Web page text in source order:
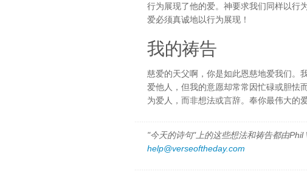
行为展现了他的爱。神要求我们同样以行
爱必须真诚地以行为展现！
我的祷告
慈爱的天父啊，你是如此恩慈地爱我们。
爱他人，但我的意愿却常常因忙碌或胆怯
为爱人，而非想法或言辞。奉你最伟大的
"今天的诗句"上的这些想法和祷告都由
help@verseoftheday.com